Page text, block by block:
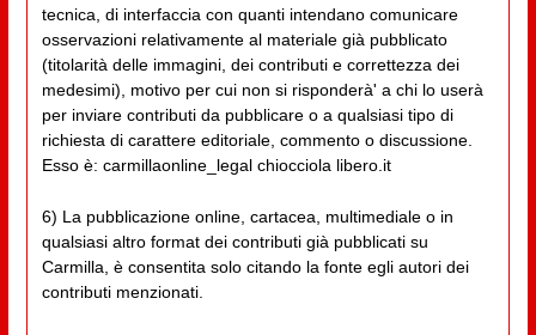
tecnica, di interfaccia con quanti intendano comunicare
osservazioni relativamente al materiale già pubblicato
(titolarità delle immagini, dei contributi e correttezza dei
medesimi), motivo per cui non si risponderà' a chi lo userà
per inviare contributi da pubblicare o a qualsiasi tipo di
richiesta di carattere editoriale, commento o discussione.
Esso è: carmillaonline_legal chiocciola libero.it
6) La pubblicazione online, cartacea, multimediale o in
qualsiasi altro format dei contributi già pubblicati su
Carmilla, è consentita solo citando la fonte egli autori dei
contributi menzionati.